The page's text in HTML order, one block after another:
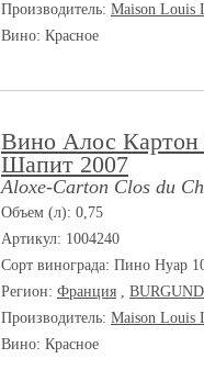
Производитель: Maison Louis
Вино: Красное
Вино Алос
Шапит 2007
Aloxe-Carton Clos du
Объем (л): 0,75
Артикул: 1004240
Сорт винограда: Пино Нуар
Регион: Франция ,
Производитель: Maison Louis
Вино: Красное